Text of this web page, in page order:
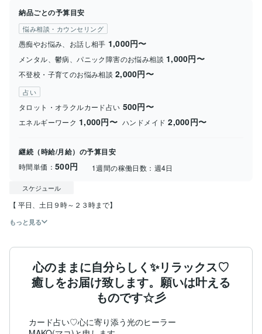
納品ごとの予算目安
悩み相談・カウンセリング
愚痴やお悩み、お話し相手 1,000円〜
メンタル、鬱病、パニック障害のお悩み相談 1,000円〜
不登校・子育てのお悩み相談 2,000円〜
占い
タロット・オラクルカード占い 500円〜
エネルギーワーク 1,000円〜 ハンドメイド 2,000円〜
継続（時給/月給）の予算目安
時間単価： 500円 1週間の稼働日数： 週4日
スケジュール
【 平日、土日９時～２３時まで】
もっと見る
心のままに自分らしく✨リラックス♡
癒しをお届け致します。願いは叶える
ものです☆彡
カード占い♡心に寄り添う光のヒーラー